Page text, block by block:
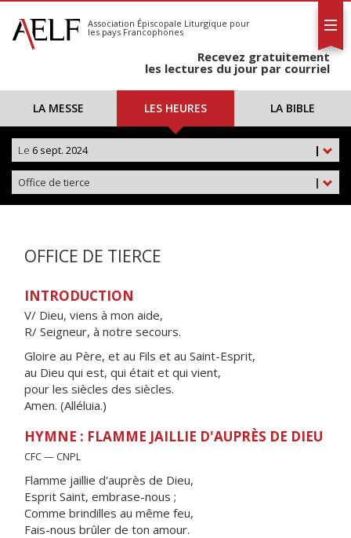
S'abonner
Calendrier
Association Épiscopale Liturgique pour
les pays Francophones
Recevez gratuitement
les lectures du jour par courriel
LA MESSE LES HEURES LA BIBLE
|
Le 6 sept. 2024
|
Office de tierce
OFFICE DE TIERCE
INTRODUCTION
V/ Dieu, viens à mon aide,
R/ Seigneur, à notre secours.
Gloire au Père, et au Fils et au Saint-Esprit,
au Dieu qui est, qui était et qui vient,
pour les siècles des siècles.
Amen. (Alléluia.)
HYMNE : FLAMME JAILLIE D'AUPRÈS DE DIEU
CFC — CNPL
Flamme jaillie d'auprès de Dieu,
Esprit Saint, embrase-nous ;
Comme brindilles au même feu,
Fais-nous brûler de ton amour.